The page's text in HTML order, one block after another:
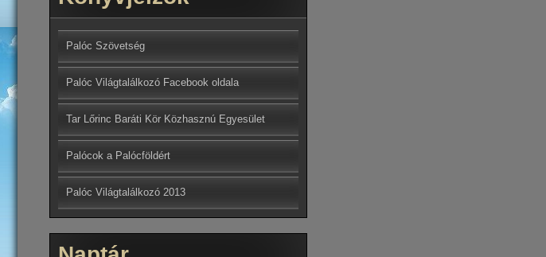
Fel/Le
billentyűket
használni.
Palóc Szövetség
Palóc Világtalálkozó Facebook oldala
Tar Lőrinc Baráti Kör Közhasznú Egyesület
Palócok a Palócföldért
Palóc Világtalálkozó 2013